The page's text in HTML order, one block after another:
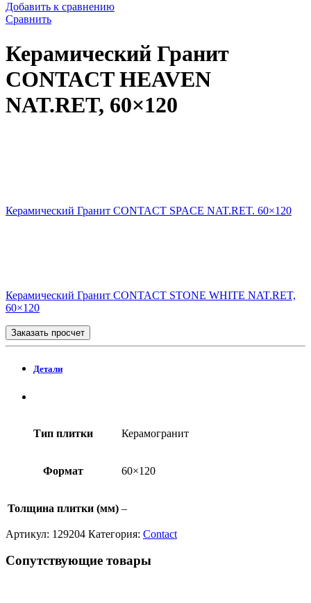
Добавить к сравнению
Сравнить
Керамический Гранит
CONTACT HEAVEN
NAT.RET, 60×120
Керамический Гранит CONTACT SPACE NAT.RET. 60×120
Керамический Гранит CONTACT STONE WHITE NAT.RET,
60×120
Заказать просчет
Детали
Тип плитки Керамогранит
Формат 60×120
Толщина плитки (мм) –
Артикул: 129204 Категория: Contact
Сопутствующие товары